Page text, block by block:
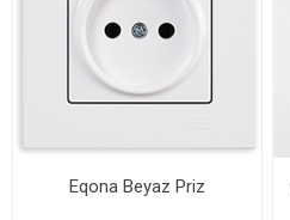
Eqona Beyaz Priz